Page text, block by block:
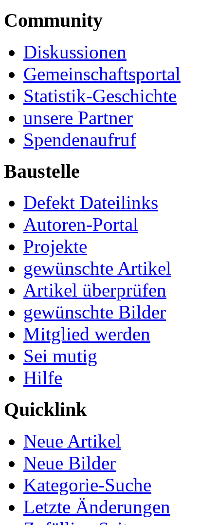
Community
Diskussionen
Gemeinschaftsportal
Statistik-Geschichte
unsere Partner
Spendenaufruf
Baustelle
Defekt Dateilinks
Autoren-Portal
Projekte
gewünschte Artikel
Artikel überprüfen
gewünschte Bilder
Mitglied werden
Sei mutig
Hilfe
Quicklink
Neue Artikel
Neue Bilder
Kategorie-Suche
Letzte Änderungen